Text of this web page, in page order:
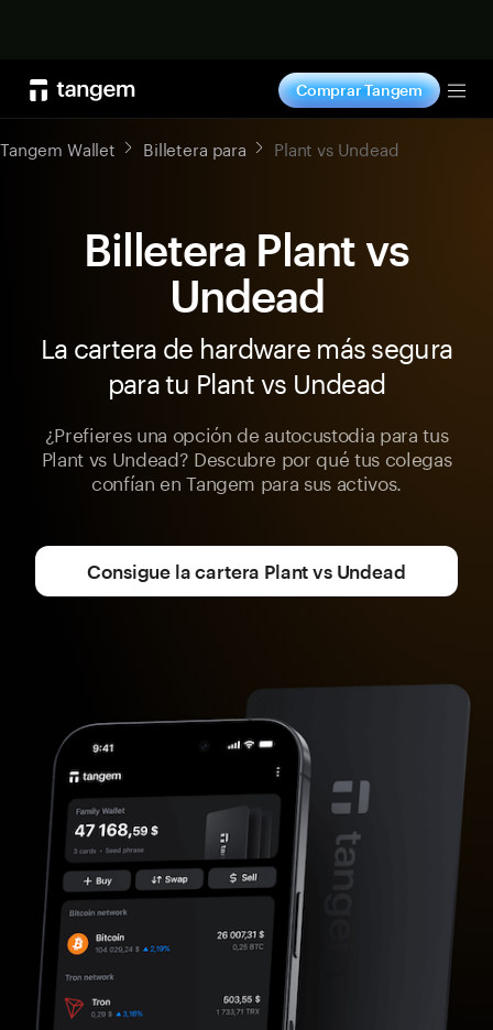
Comprar Tangem
Tangem Wallet Billetera para Plant vs Undead
Billetera Plant vs
Undead
La cartera de hardware más segura
para tu Plant vs Undead
¿Prefieres una opción de autocustodia para tus
Plant vs Undead? Descubre por qué tus colegas
confían en Tangem para sus activos.
Consigue la cartera Plant vs Undead